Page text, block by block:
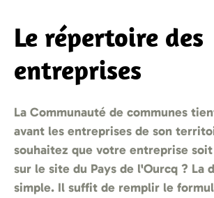
Le répertoire des
entreprises
La Communauté de communes
avant les entreprises de son
souhaitez que votre entreprise
sur le site du Pays de l'Ourcq ? La
simple. Il suffit de remplir le